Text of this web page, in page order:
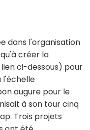
dans l'organisation
créer la
ci-dessous) pour
l'échelle
augure pour le
à son tour cinq
Trois projets